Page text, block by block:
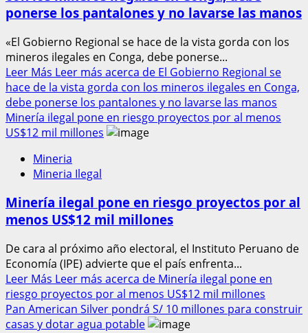
ponerse los pantalones y no lavarse las manos
«El Gobierno Regional se hace de la vista gorda con los
mineros ilegales en Conga, debe ponerse...
Leer Más Leer más acerca de El Gobierno Regional se
hace de la vista gorda con los mineros ilegales en Conga,
debe ponerse los pantalones y no lavarse las manos
Minería ilegal pone en riesgo proyectos por al menos
US$12 mil millones
Mineria
Mineria Ilegal
Minería ilegal pone en riesgo proyectos por al
menos US$12 mil millones
De cara al próximo año electoral, el Instituto Peruano de
Economía (IPE) advierte que el país enfrenta...
Leer Más Leer más acerca de Minería ilegal pone en
riesgo proyectos por al menos US$12 mil millones
Pan American Silver pondrá S/ 10 millones para construir
casas y dotar agua potable